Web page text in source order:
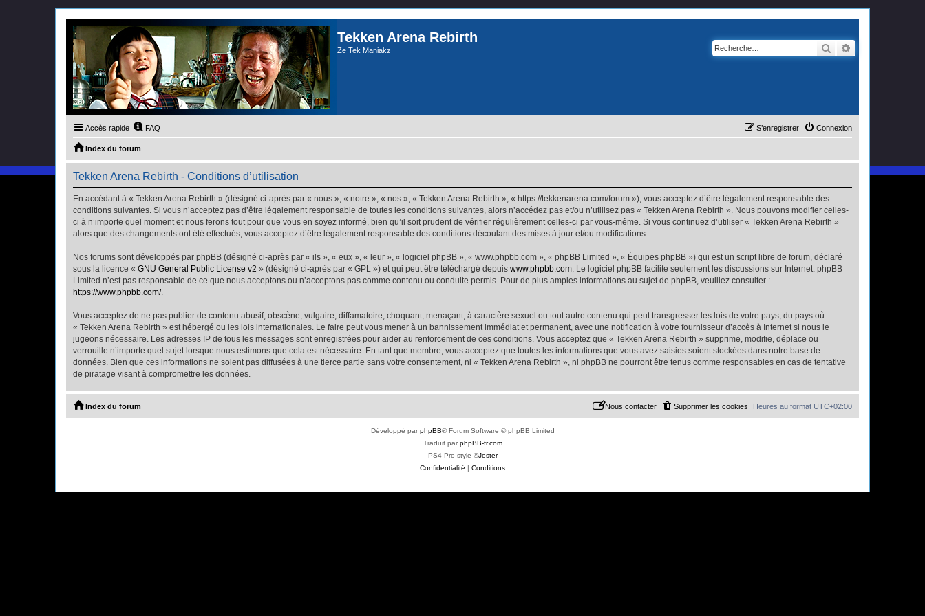
Tekken Arena Rebirth
Ze Tek Maniakz Rechercher
Accès rapide FAQ Connexion
S’enregistrer
Index du forum
Tekken Arena Rebirth - Conditions d’utilisation
En accédant à « Tekken Arena Rebirth » (désigné ci-après par « nous », « notre », « nos », « Tekken Arena Rebirth », « https://tekkenarena.com/forum »), vous acceptez d’être légalement responsable des
conditions suivantes. Si vous n’acceptez pas d’être légalement responsable de toutes les conditions suivantes, alors n’accédez pas et/ou n’utilisez pas « Tekken Arena Rebirth ». Nous pouvons modifier celles-
ci à n’importe quel moment et nous ferons tout pour que vous en soyez informé, bien qu’il soit prudent de vérifier régulièrement celles-ci par vous-même. Si vous continuez d’utiliser « Tekken Arena Rebirth »
alors que des changements ont été effectués, vous acceptez d’être légalement responsable des conditions découlant des mises à jour et/ou modifications.
Nos forums sont développés par phpBB (désigné ci-après par « ils », « eux », « leur », « logiciel phpBB », « www.phpbb.com », « phpBB Limited », « Équipes phpBB ») qui est un script libre de forum, déclaré
sous la licence « GNU General Public License v2 » (désigné ci-après par « GPL ») et qui peut être téléchargé depuis www.phpbb.com. Le logiciel phpBB facilite seulement les discussions sur Internet. phpBB
Limited n’est pas responsable de ce que nous acceptons ou n’acceptons pas comme contenu ou conduite permis. Pour de plus amples informations au sujet de phpBB, veuillez consulter :
https://www.phpbb.com/.
Vous acceptez de ne pas publier de contenu abusif, obscène, vulgaire, diffamatoire, choquant, menaçant, à caractère sexuel ou tout autre contenu qui peut transgresser les lois de votre pays, du pays où
« Tekken Arena Rebirth » est hébergé ou les lois internationales. Le faire peut vous mener à un bannissement immédiat et permanent, avec une notification à votre fournisseur d’accès à Internet si nous le
jugeons nécessaire. Les adresses IP de tous les messages sont enregistrées pour aider au renforcement de ces conditions. Vous acceptez que « Tekken Arena Rebirth » supprime, modifie, déplace ou
verrouille n’importe quel sujet lorsque nous estimons que cela est nécessaire. En tant que membre, vous acceptez que toutes les informations que vous avez saisies soient stockées dans notre base de
données. Bien que ces informations ne soient pas diffusées à une tierce partie sans votre consentement, ni « Tekken Arena Rebirth », ni phpBB ne pourront être tenus comme responsables en cas de tentative
de piratage visant à compromettre les données.
Index du forum Heures au format UTC+02:00
Supprimer les cookies
Nous contacter
Développé parphpBB® Forum Software © phpBB Limited
Traduit parphpBB-fr.com
PS4 Pro style ©Jester
Confidentialité | Conditions